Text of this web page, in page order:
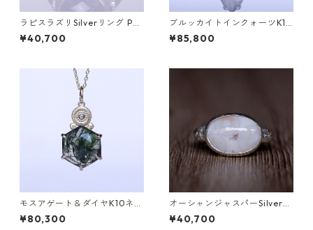
ラピスラズリSilverリング PA
O(パオ）[P002]
¥40,700
ブルッカイトインクォーツK10
リング MALWA (マルワ)[M24
4]
¥85,800
モスアゲート＆ダイヤK10ネッ
クレス DAHMA(ダーマ) [D01
7]
¥80,300
オーシャンジャスパーSilverリ
ング EPA(エパ）[E001]
¥40,700